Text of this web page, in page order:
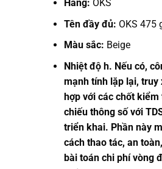
Hãng: OKS
Tên đầy đủ: OKS 475
Màu sắc: Beige
Nhiệt độ h. Nếu có,
mạnh tính lặp lại, truy
hợp với các chốt
chiếu thông số với
triển khai. Phần này
cách thao tác, an
bài toán chi phí vòng